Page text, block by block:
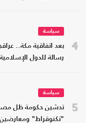
4
سياسة
بعد اتفاقية مكة..
رسالة للدول الإسلامية
5
سياسة
تدشين حكومة ظل
"تكنوقراط" ومعارضين